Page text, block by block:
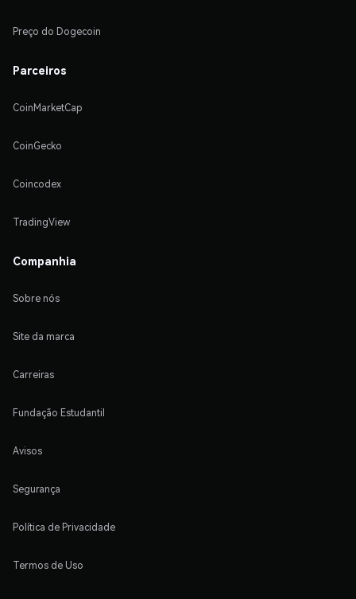
Preço do Dogecoin
Parceiros
CoinMarketCap
CoinGecko
Coincodex
TradingView
Companhia
Sobre nós
Site da marca
Carreiras
Fundação Estudantil
Avisos
Segurança
Política de Privacidade
Termos de Uso